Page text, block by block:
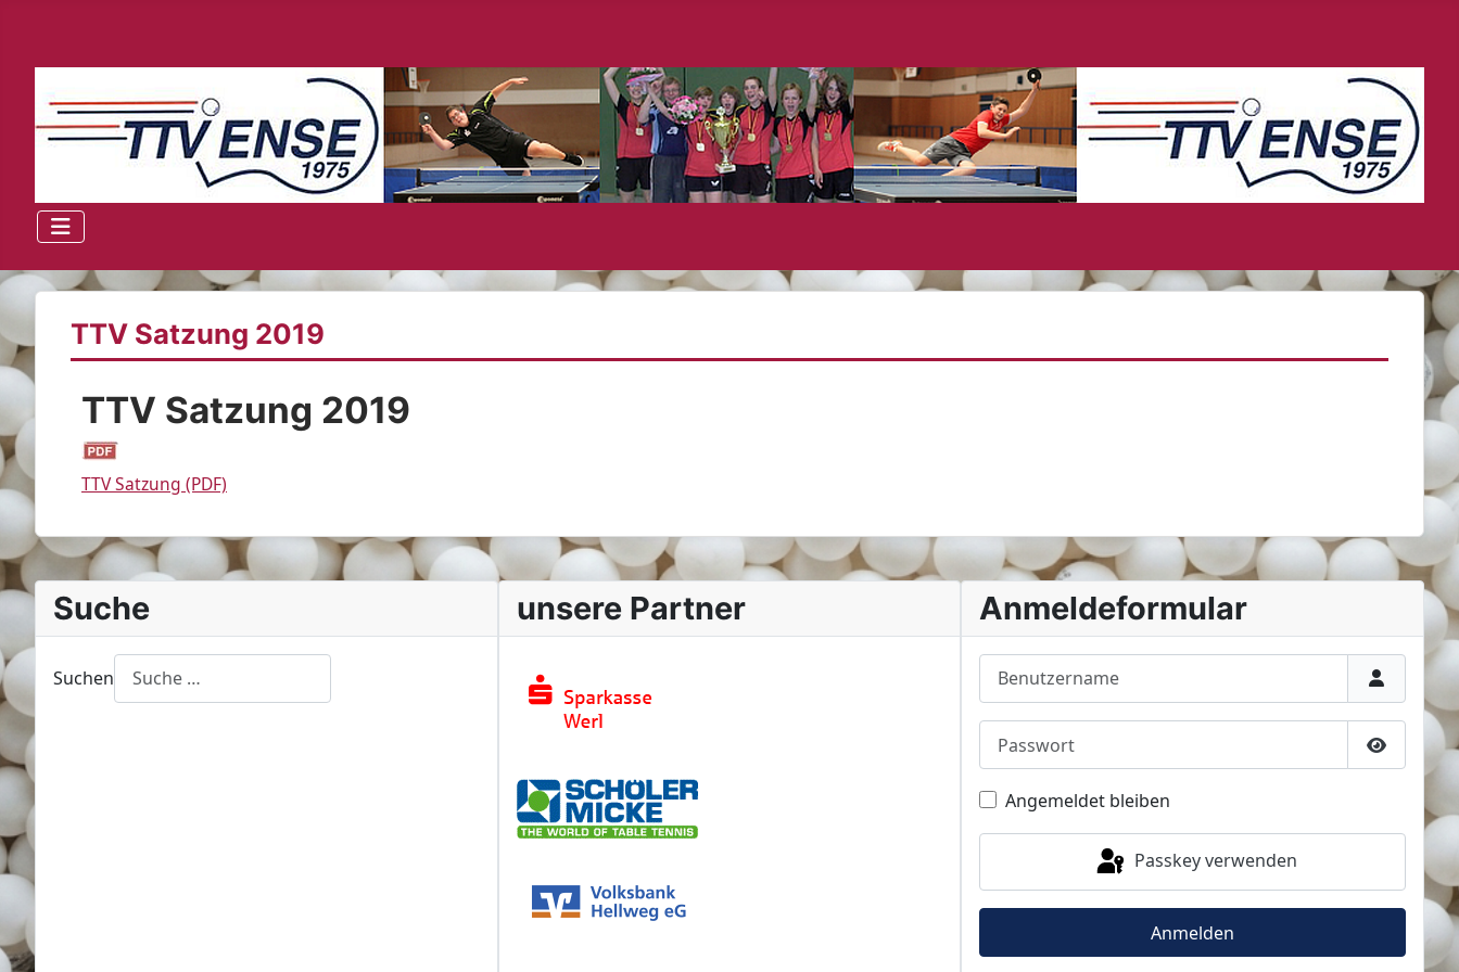
TTV Satzung 2019
TTV Satzung 2019
TTV Satzung (PDF)
Suche
Suchen
unsere Partner Anmeldeformular
Benutzername
Passwort
Passwort
Angemeldet bleiben
Passkey verwenden
Anmelden